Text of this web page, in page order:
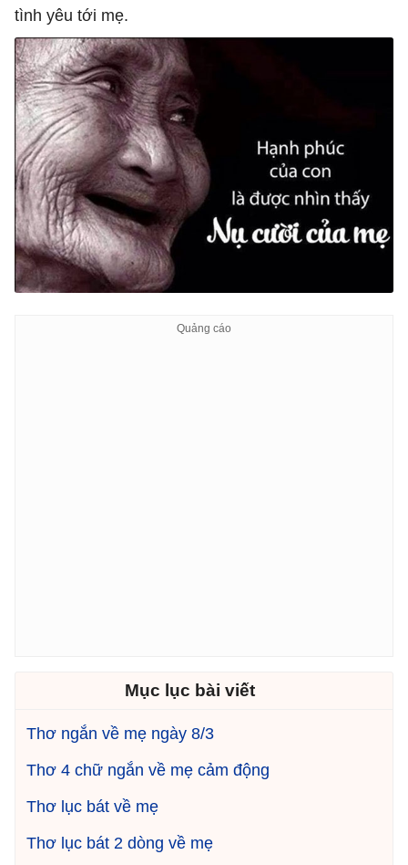
tình yêu tới mẹ.
Mục lục bài viết
Thơ ngắn về mẹ ngày 8/3
Thơ 4 chữ ngắn về mẹ cảm động
Thơ lục bát về mẹ
Thơ lục bát 2 dòng về mẹ